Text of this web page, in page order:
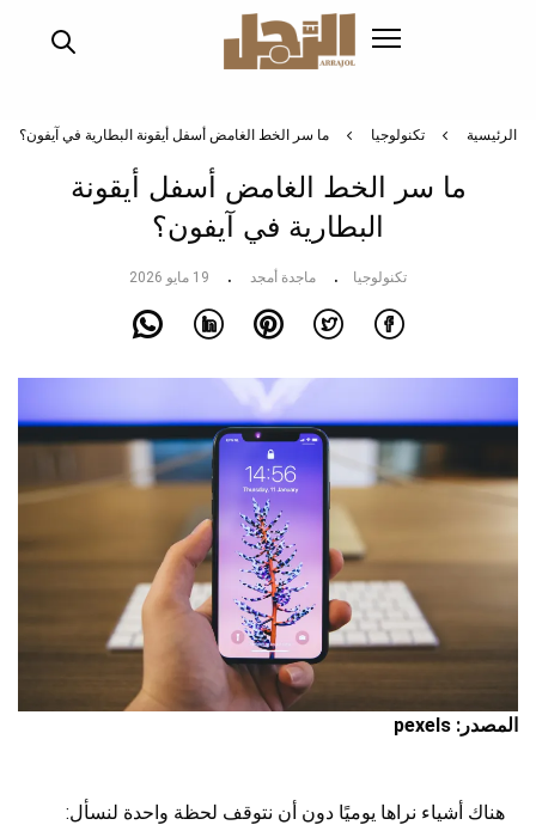
الرئيسية تكنولوجيا ما سر الخط الغامض أسفل أيقونة البطارية في آيفون؟
ما سر الخط الغامض أسفل أيقونة
البطارية في آيفون؟
تكنولوجيا ماجدة أمجد 19 مايو 2026
المصدر: pexels
هناك أشياء نراها يوميًا دون أن نتوقف لحظة واحدة لنسأل: